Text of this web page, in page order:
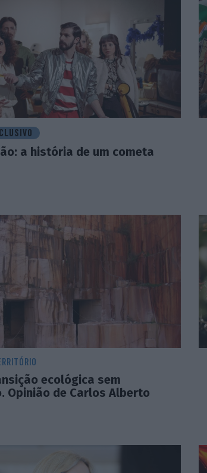
a história de um cometa
ecológica sem
Opinião de Carlos Alberto